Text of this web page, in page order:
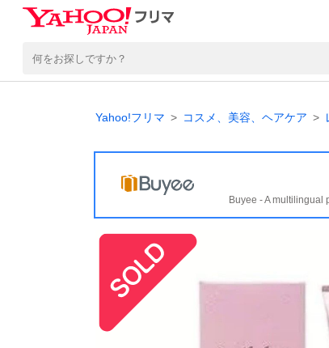
Yahoo!フリマ コスメ、美容、ヘアケア
Buyee - A multilingual